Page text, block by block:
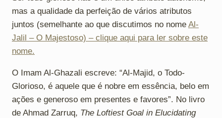
mas a qualidade da perfeição de vários atributos
juntos (semelhante ao que discutimos no nome Al-
Jalil – O Majestoso) – clique aqui para ler sobre este
nome.
O Imam Al-Ghazali escreve: “Al-Majid, o Todo-
Glorioso, é aquele que é nobre em essência, belo em
ações e generoso em presentes e favores”. No livro
de Ahmad Zarruq, The Loftiest Goal in Elucidating